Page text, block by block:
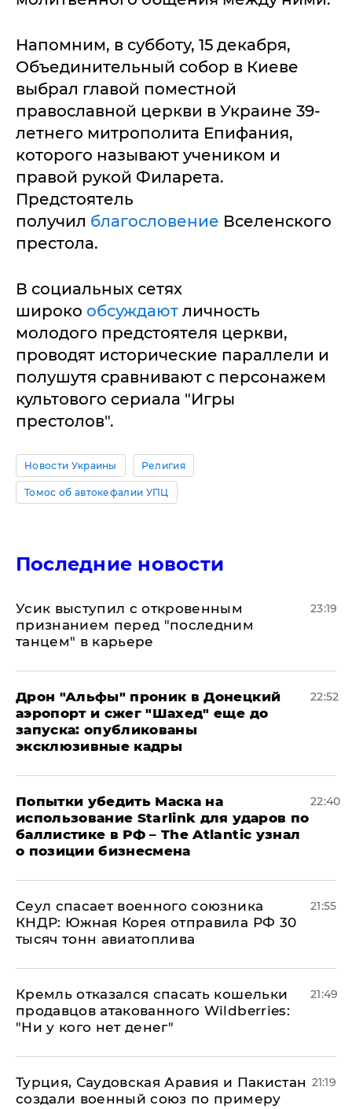
Напомним, в субботу, 15 декабря,
Объединительный собор в Киеве
выбрал главой поместной
православной церкви в Украине 39-
летнего митрополита Епифания,
которого называют учеником и
правой рукой Филарета.
Предстоятель
получил благословение Вселенского
престола.
В социальных сетях
широко обсуждают личность
молодого предстоятеля церкви,
проводят исторические параллели и
полушутя сравнивают с персонажем
культового сериала "Игры
престолов".
Новости Украины Религия
Томос об автокефалии УПЦ
Последние новости
Усик выступил с откровенным
признанием перед "последним
танцем" в карьере
23:19
Дрон "Альфы" проник в Донецкий
аэропорт и сжег "Шахед" еще до
запуска: опубликованы
эксклюзивные кадры
22:52
Попытки убедить Маска на
использование Starlink для ударов по
баллистике в РФ – The Atlantic узнал
о позиции бизнесмена
22:40
​Сеул спасает военного союзника
КНДР: Южная Корея отправила РФ 30
тысяч тонн авиатоплива
21:55
Кремль отказался спасать кошельки
продавцов атакованного Wildberries:
"Ни у кого нет денег"
21:49
Турция, Саудовская Аравия и Пакистан
создали военный союз по примеру
21:19